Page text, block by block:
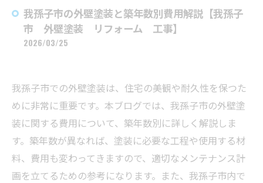
我孫子市の外壁塗装と築年数別費用解説【我孫子
市 外壁塗装 リフォーム 工事】
2026/03/25
我孫子市での外壁塗装は、住宅の美観や耐久性を保つた
めに非常に重要です。本ブログでは、我孫子市の外壁塗
装に関する費用について、築年数別に詳しく解説しま
す。築年数が異なれば、塗装に必要な工程や使用する材
料、費用も変わってきますので、適切なメンテナンス計
画を立てるための参考になります。また、我孫子市内で